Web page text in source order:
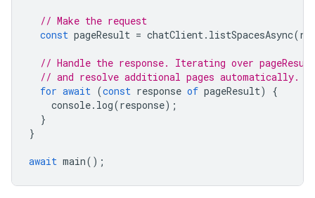
// Make the request
const pageResult = chatClient. listSpacesAsync(
// Handle the response. Iterating over
// and resolve additional pages automatically.
for await (const response of pageResult)
{
console. log(response);
}
}
await main();